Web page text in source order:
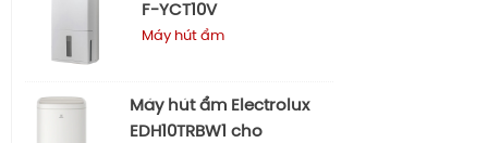
F-YCT10V
Máy hút ẩm
Máy hút ẩm Electrolux
EDH10TRBW1 cho